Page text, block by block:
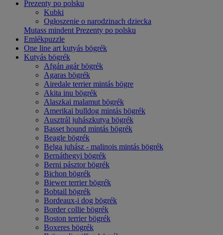
Prezenty po polsku
Kubki
Ogłoszenie o narodzinach dziecka
Mutass mindent Prezenty po polsku
Emlékpuzzle
One line art kutyás bögrék
Kutyás bögrék
Afgán agár bögrék
Agaras bögrék
Airedale terrier mintás bögre
Akita inu bögrék
Alaszkai malamut bögrék
Amerikai bulldog mintás bögrék
Ausztrál juhászkutya bögrék
Basset hound mintás bögrék
Beagle bögrék
Belga juhász - malinois mintás bögrék
Bernáthegyi bögrék
Berni pásztor bögrék
Bichon bögrék
Biewer terrier bögrék
Bobtail bögrék
Bordeaux-i dog bögrék
Border collie bögrék
Boston terrier bögrék
Boxeres bögrék